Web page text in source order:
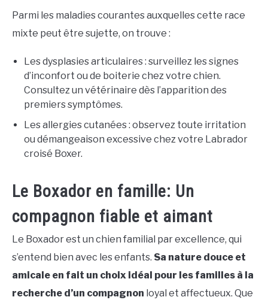
Parmi les maladies courantes auxquelles cette race
mixte peut être sujette, on trouve :
Les dysplasies articulaires : surveillez les signes
d’inconfort ou de boiterie chez votre chien.
Consultez un vétérinaire dès l’apparition des
premiers symptômes.
Les allergies cutanées : observez toute irritation
ou démangeaison excessive chez votre Labrador
croisé Boxer.
Le Boxador en famille: Un
compagnon fiable et aimant
Le Boxador est un chien familial par excellence, qui
s’entend bien avec les enfants. Sa nature douce et
amicale en fait un choix idéal pour les familles à la
recherche d’un compagnon loyal et affectueux. Que